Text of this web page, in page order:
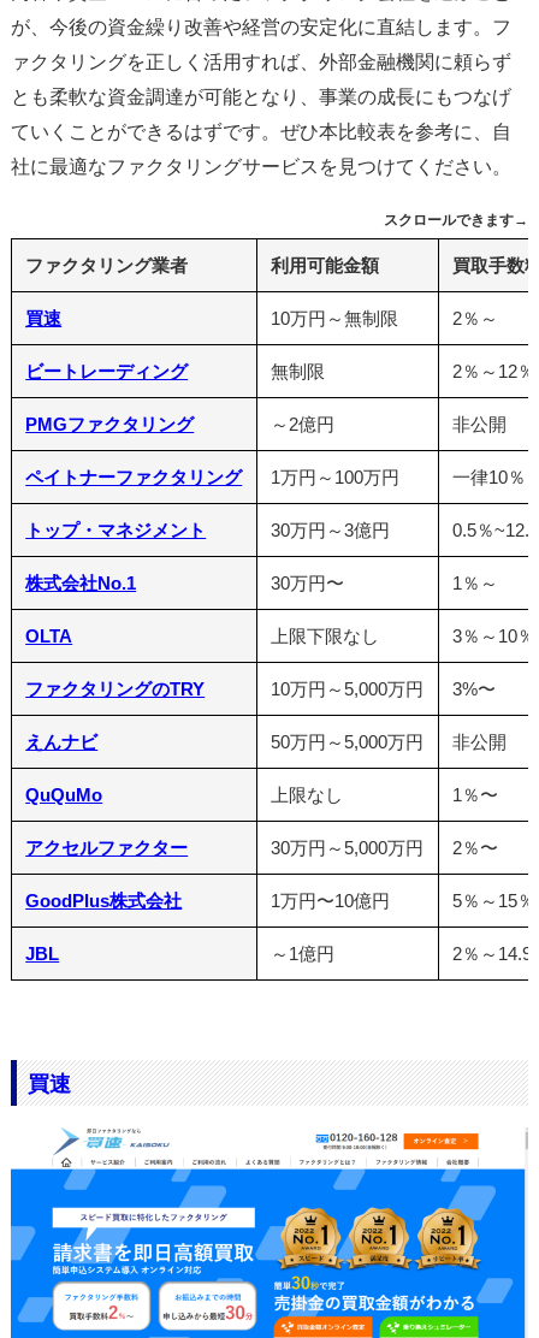
が、今後の資金繰り改善や経営の安定化に直結します。フ
ァクタリングを正しく活用すれば、外部金融機関に頼らず
とも柔軟な資金調達が可能となり、事業の成長にもつなげ
ていくことができるはずです。ぜひ本比較表を参考に、自
社に最適なファクタリングサービスを見つけてください。
スクロールできます→
ファクタリング業者 利用可能金額 買取手数
買速 10万円～無制限 2％～
ビートレーディング 無制限 2％～12％
PMGファクタリング ～2億円 非公開
ペイトナーファクタリング 1万円～100万円 一律10％
トップ・マネジメント 30万円～3億円 0.5％
株式会社No.1 30万円〜 1％～
OLTA 上限下限なし 3％～10％
ファクタリングのTRY 10万円～5,000万円 3%〜
えんナビ 50万円～5,000万円 非公開
QuQuMo 上限なし 1％〜
アクセルファクター 30万円～5,000万円 2％〜
GoodPlus株式会社 1万円〜10億円 5％～15％
JBL ～1億円 2％～14.9
買速